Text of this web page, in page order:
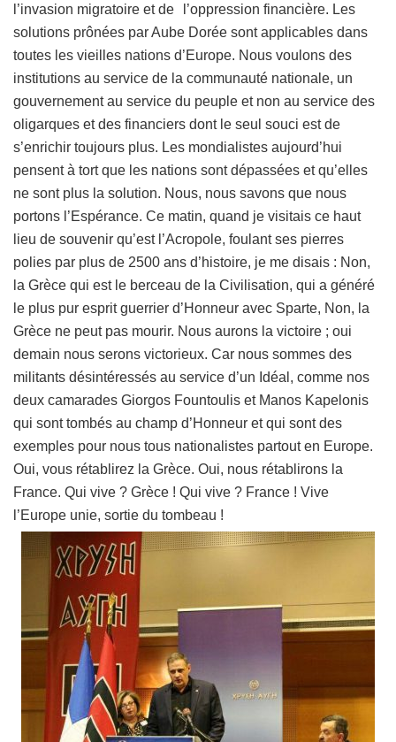
l’invasion migratoire et de l’oppression financière. Les
solutions prônées par Aube Dorée sont applicables dans
toutes les vieilles nations d’Europe. Nous voulons des
institutions au service de la communauté nationale, un
gouvernement au service du peuple et non au service des
oligarques et des financiers dont le seul souci est de
s’enrichir toujours plus. Les mondialistes aujourd’hui
pensent à tort que les nations sont dépassées et qu’elles
ne sont plus la solution. Nous, nous savons que nous
portons l’Espérance. Ce matin, quand je visitais ce haut
lieu de souvenir qu’est l’Acropole, foulant ses pierres
polies par plus de 2500 ans d’histoire, je me disais : Non,
la Grèce qui est le berceau de la Civilisation, qui a généré
le plus pur esprit guerrier d’Honneur avec Sparte, Non, la
Grèce ne peut pas mourir. Nous aurons la victoire ; oui
demain nous serons victorieux. Car nous sommes des
militants désintéressés au service d’un Idéal, comme nos
deux camarades Giorgos Fountoulis et Manos Kapelonis
qui sont tombés au champ d’Honneur et qui sont des
exemples pour nous tous nationalistes partout en Europe.
Oui, vous rétablirez la Grèce. Oui, nous rétablirons la
France. Qui vive ? Grèce ! Qui vive ? France ! Vive
l’Europe unie, sortie du tombeau !